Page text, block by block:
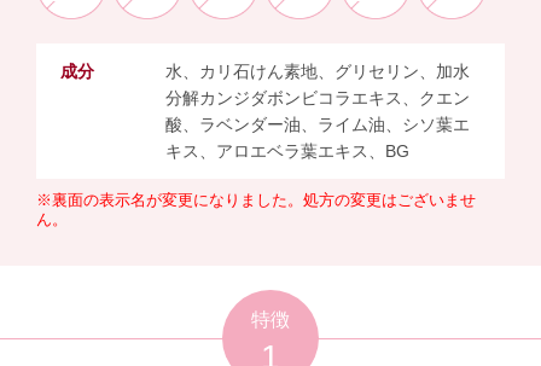
成分
水、カリ石けん素地、グリセリン、加水
分解カンジダボンビコラエキス、クエン
酸、ラベンダー油、ライム油、シソ葉エ
キス、アロエベラ葉エキス、BG
※裏面の表示名が変更になりました。処方の変更はございませ
ん。
特徴
1